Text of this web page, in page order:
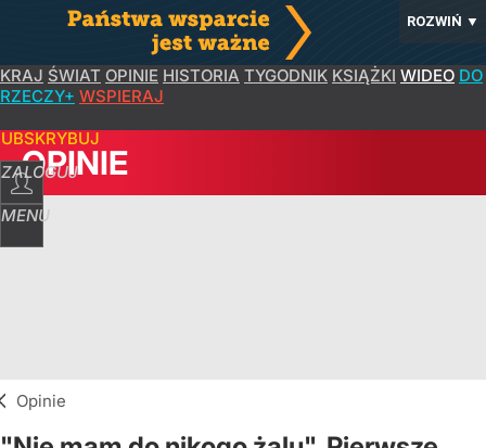
ROZWIŃ ▼
KRAJ ŚWIAT OPINIE HISTORIA TYGODNIK KSIĄŻKI WIDEO DO
RZECZY+ WSPIERAJ
ZALOGUJ
MENU
OPINIE
Opinie